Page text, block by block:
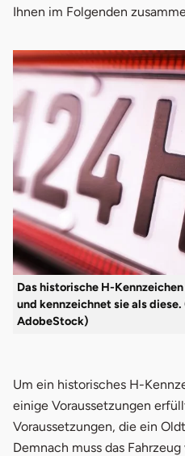
Ihnen im Folgenden
Das historische H-
und kennzeichnet sie als
AdobeStock)
Um ein historisches H-
einige Voraussetzungen
Voraussetzungen, die ein
Demnach muss das